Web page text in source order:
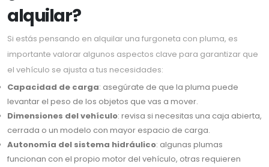
alquilar?
Si estás pensando en alquilar una furgoneta con pluma, es
importante valorar algunos aspectos clave para garantizar que
el vehículo se ajusta a tus necesidades:
Capacidad de carga: asegúrate de que la pluma puede
levantar el peso de los objetos que vas a mover.
Dimensiones del vehículo: revisa si necesitas una caja abierta,
cerrada o un modelo con mayor espacio de carga.
Autonomía del sistema hidráulico: algunas plumas
funcionan con el propio motor del vehículo, otras requieren